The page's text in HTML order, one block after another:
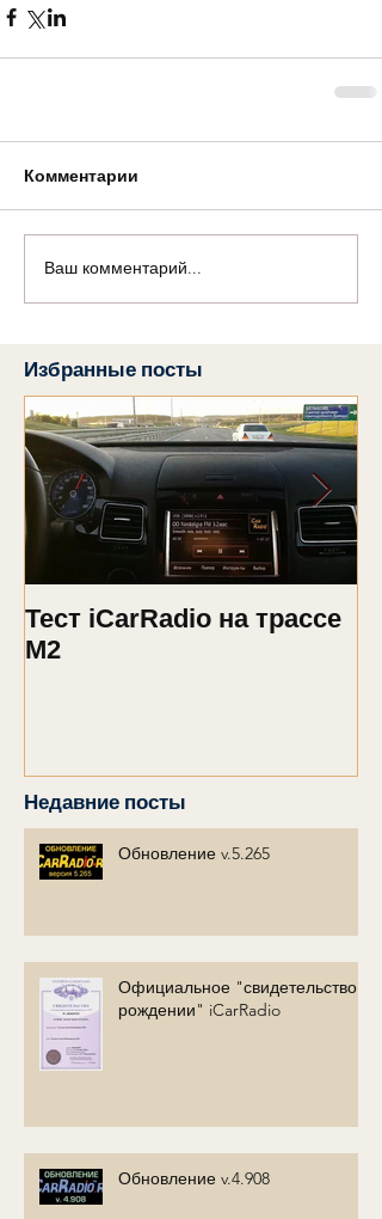
Комментарии
Ваш комментарий...
Избранные посты
Тест iCarRadio на трассе
M2
Недавние посты
Обновление v.5.265
Официальное "свидетельство о
рождении" iCarRadio
Обновление v.4.908